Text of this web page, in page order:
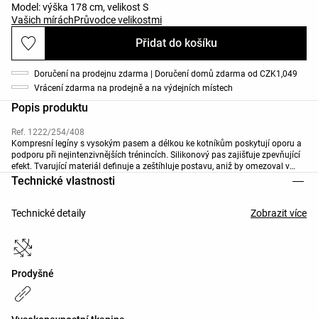
Model: výška 178 cm, velikost S
Vašich míráchPrůvodce velikostmi
Přidat do košíku
Doručení na prodejnu zdarma | Doručení domů zdarma od CZK1,049
Vrácení zdarma na prodejně a na výdejních místech
Popis produktu
Ref. 1222/254/408
Kompresní legíny s vysokým pasem a délkou ke kotníkům poskytují oporu a
podporu při nejintenzivnějších trénincích. Silikonový pas zajišťuje zpevňující
efekt. Tvarující materiál definuje a zeštíhluje postavu, aniž by omezoval v
pohybu. Prodyšná a vysoce odolná tkanina. Dostupné v délce 70 cm dle
Technické vlastnosti
Technické detaily Zobrazit více
Prodyšné